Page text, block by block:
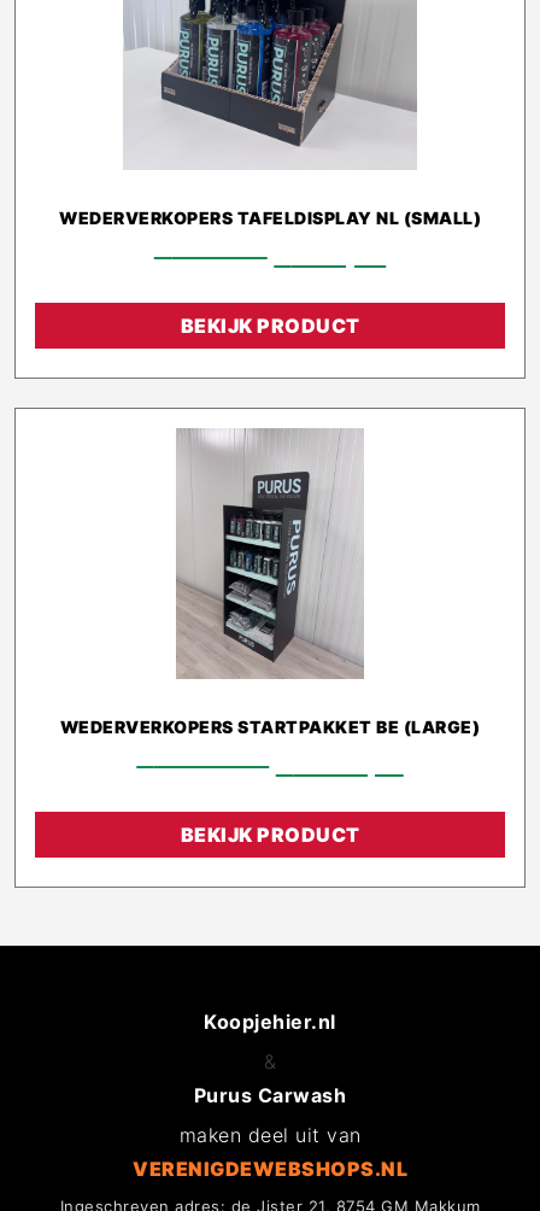
WEDERVERKOPERS TAFELDISPLAY NL (SMALL)
€247,40
BEKIJK PRODUCT
WEDERVERKOPERS STARTPAKKET BE (LARGE)
€1.339,00
BEKIJK PRODUCT
Koopjehier.nl
&
Purus Carwash
maken deel uit van
VERENIGDEWEBSHOPS.NL
Ingeschreven adres: de Jister 21, 8754 GM Makkum